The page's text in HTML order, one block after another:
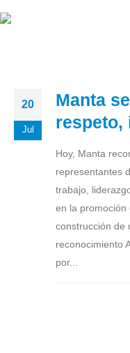
20
Jul
Manta
respeto,
Hoy, Manta
representantes
trabajo,
en la promoción
construcción de
reconocimiento
por...